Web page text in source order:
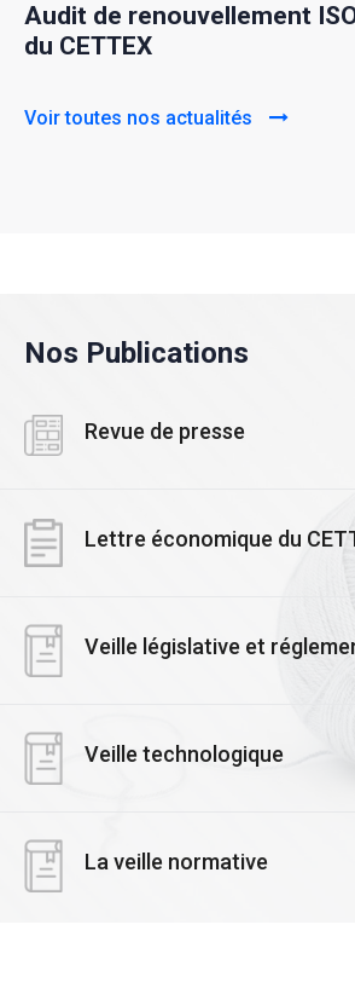
Audit de renouvellement
du CETTEX
Voir toutes nos actualités
Nos Publications
Revue de presse
Lettre économique du
Veille législative et
Veille technologique
La veille normative